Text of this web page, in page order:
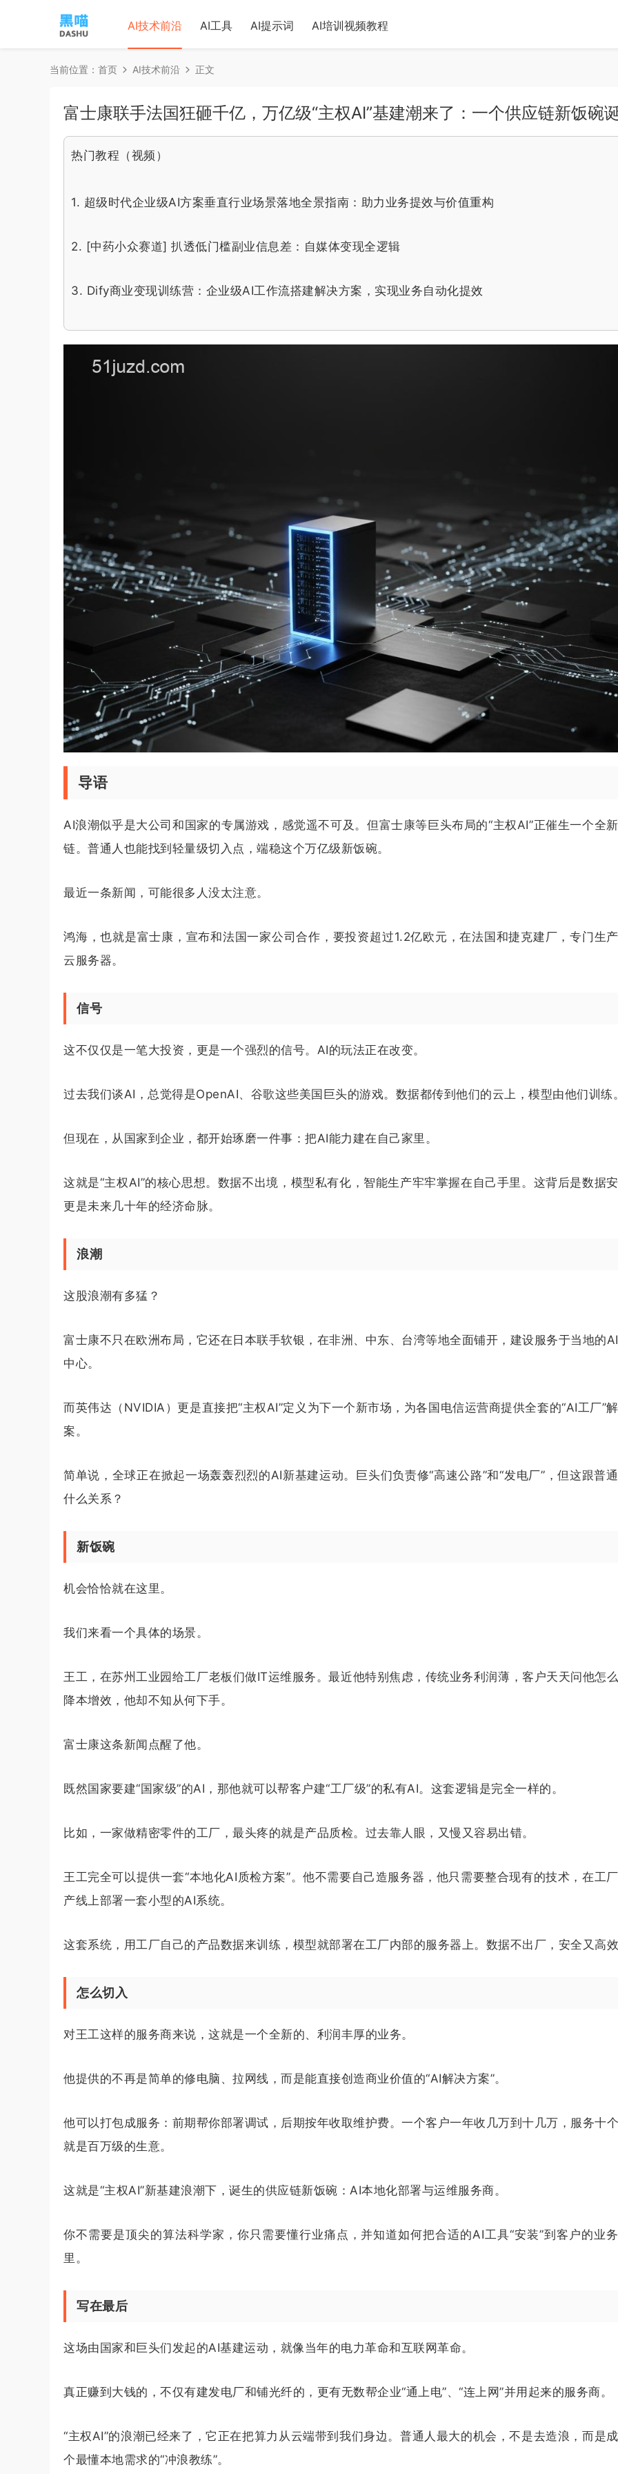
AI技术前沿 AI工具 AI提示词 AI培训视频教程
当前位置： 首页 AI技术前沿 正文
富士康联手法国狂砸千亿，万亿级“主权AI”基建潮来了：一个供应链新饭碗
热门教程（视频）
1. 超级时代企业级AI方案垂直行业场景落地全景指南：助力业务提效与价值重构
2. [中药小众赛道] 扒透低门槛副业信息差：自媒体变现全逻辑
3. Dify商业变现训练营：企业级AI工作流搭建解决方案，实现业务自动化提效
导语
AI浪潮似乎是大公司和国家的专属游戏，感觉遥不可及。但富士康等巨头布局的“主权AI”正催生一个全
链。普通人也能找到轻量级切入点，端稳这个万亿级新饭碗。
最近一条新闻，可能很多人没太注意。
鸿海，也就是富士康，宣布和法国一家公司合作，要投资超过1.2亿欧元，在法国和捷克建厂，专门生
云服务器。
信号
这不仅仅是一笔大投资，更是一个强烈的信号。AI的玩法正在改变。
过去我们谈AI，总觉得是OpenAI、谷歌这些美国巨头的游戏。数据都传到他们的云上，模型由他们训练
但现在，从国家到企业，都开始琢磨一件事：把AI能力建在自己家里。
这就是“主权AI”的核心思想。数据不出境，模型私有化，智能生产牢牢掌握在自己手里。这背后是数据
更是未来几十年的经济命脉。
浪潮
这股浪潮有多猛？
富士康不只在欧洲布局，它还在日本联手软银，在非洲、中东、台湾等地全面铺开，建设服务于当地的
中心。
而英伟达（NVIDIA）更是直接把“主权AI”定义为下一个新市场，为各国电信运营商提供全套的“AI工厂”
案。
简单说，全球正在掀起一场轰轰烈烈的AI新基建运动。巨头们负责修“高速公路”和“发电厂”，但这跟普
什么关系？
新饭碗
机会恰恰就在这里。
我们来看一个具体的场景。
王工，在苏州工业园给工厂老板们做IT运维服务。最近他特别焦虑，传统业务利润薄，客户天天问他怎
降本增效，他却不知从何下手。
富士康这条新闻点醒了他。
既然国家要建“国家级”的AI，那他就可以帮客户建“工厂级”的私有AI。这套逻辑是完全一样的。
比如，一家做精密零件的工厂，最头疼的就是产品质检。过去靠人眼，又慢又容易出错。
王工完全可以提供一套“本地化AI质检方案”。他不需要自己造服务器，他只需要整合现有的技术，在工
产线上部署一套小型的AI系统。
这套系统，用工厂自己的产品数据来训练，模型就部署在工厂内部的服务器上。数据不出厂，安全又高
怎么切入
对王工这样的服务商来说，这就是一个全新的、利润丰厚的业务。
他提供的不再是简单的修电脑、拉网线，而是能直接创造商业价值的“AI解决方案”。
他可以打包成服务：前期帮你部署调试，后期按年收取维护费。一个客户一年收几万到十几万，服务十
就是百万级的生意。
这就是“主权AI”新基建浪潮下，诞生的供应链新饭碗：AI本地化部署与运维服务商。
你不需要是顶尖的算法科学家，你只需要懂行业痛点，并知道如何把合适的AI工具“安装”到客户的业
里。
写在最后
这场由国家和巨头们发起的AI基建运动，就像当年的电力革命和互联网革命。
真正赚到大钱的，不仅有建发电厂和铺光纤的，更有无数帮企业“通上电”、“连上网”并用起来的服务商。
“主权AI”的浪潮已经来了，它正在把算力从云端带到我们身边。普通人最大的机会，不是去造浪，而是
个最懂本地需求的“冲浪教练”。